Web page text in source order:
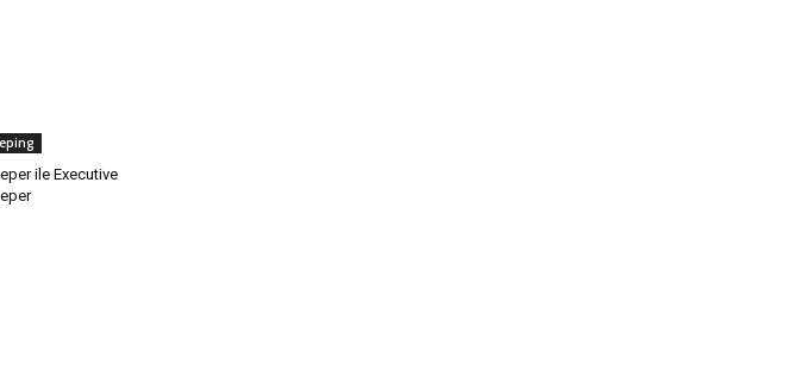
ile Executive